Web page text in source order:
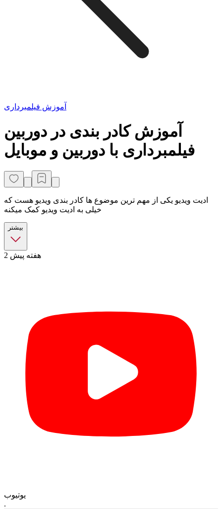
آموزش فیلمبرداری
آموزش کادر بندی در دوربین
فیلمبرداری با دوربین و موبایل
ادیت ویدیو یکی از مهم ترین موضوع ها کادر بندی ویدیو هست که
خیلی به ادیت ویدیو کمک میکنه
بیشتر
2 هفته پیش
یوتیوب
.